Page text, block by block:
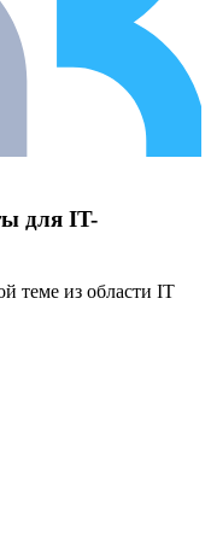
для IT-
теме из области IT